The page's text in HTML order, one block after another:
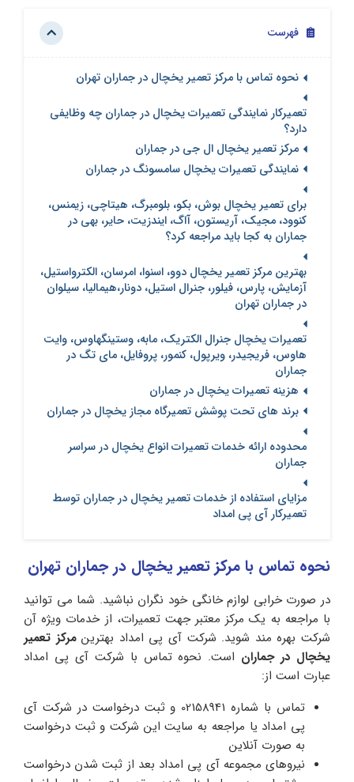
فهرست
نحوه تماس با مرکز تعمیر یخچال در جماران تهران
تعمیرکار نمایندگی تعمیرات یخچال در جماران چه وظایفی
دارد؟
مرکز تعمیر یخچال ال جی در جماران
نمایندگی تعمیرات یخچال سامسونگ در جماران
برای تعمیر یخچال بوش، بکو، بلومبرگ، هیتاچی، زیمنس،
کنوود، مجیک، آریستون، آاگ، ایندزیت، حایر، بهی در
جماران به کجا باید مراجعه کرد؟
بهترین مرکز تعمیر یخچال دوو، اسنوا، امرسان، الکترواستیل،
آزمایش، پارس، فیلور، جنرال استیل، دونار،هیمالیا، سیلوان
در جماران تهران
تعمیرات یخچال جنرال الکتریک، مابه، وستینگهاوس، وایت
هاوس، فریجیدر، ویرپول، کنمور، پروفایل، مای تگ در
جماران
هزینه تعمیرات یخچال در جماران
برند های تحت پوشش تعمیرگاه مجاز یخچال در جماران
محدوده ارائه خدمات تعمیرات انواع یخچال در سراسر
جماران
مزایای استفاده از خدمات تعمیر یخچال در جماران توسط
تعمیرکار آی پی امداد
نحوه تماس با مرکز تعمیر یخچال در جماران تهران
در صورت خرابی لوازم خانگی خود نگران نباشید. شما می توانید
با مراجعه به یک مرکز معتبر جهت تعمیرات، از خدمات ویژه آن
شرکت بهره مند شوید. شرکت آی پی امداد بهترینمرکز تعمیر
یخچال در جماران است. نحوه تماس با شرکت آی پی امداد
عبارت است از:
تماس با شماره 02158941 و ثبت درخواست در شرکت آی
پی امداد یا مراجعه به سایت این شرکت و ثبت درخواست
به صورت آنلاین
نیروهای مجموعه آی پی امداد بعد از ثبت شدن درخواست